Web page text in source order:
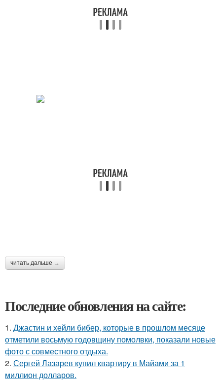
читать дальше →
Последние обновления на сайте:
1. Джастин и хейли бибер, которые в прошлом месяце
отметили восьмую годовщину помолвки, показали новые
фото с совместного отдыха.
2. Сергей Лазарев купил квартиру в Майами за 1
миллион долларов.